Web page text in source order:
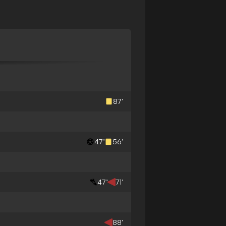
87’
47’ 56’
47’ 71’
88’